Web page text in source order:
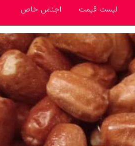
لیست قیمت اجناس خاص